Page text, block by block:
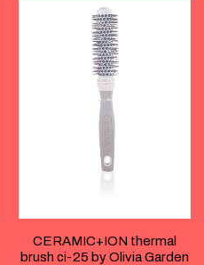
CERAMIC+ION thermal
brush ci-25 by Olivia Garden